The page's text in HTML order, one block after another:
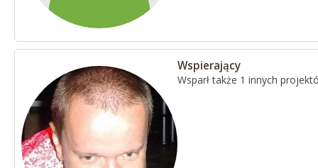
Wspierający
Wsparł także 1 innych